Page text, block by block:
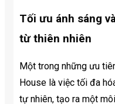
Tối ưu ánh sáng
từ thiên nhiên
Một trong những ưu
House là việc tối đa
tự nhiên, tạo ra một